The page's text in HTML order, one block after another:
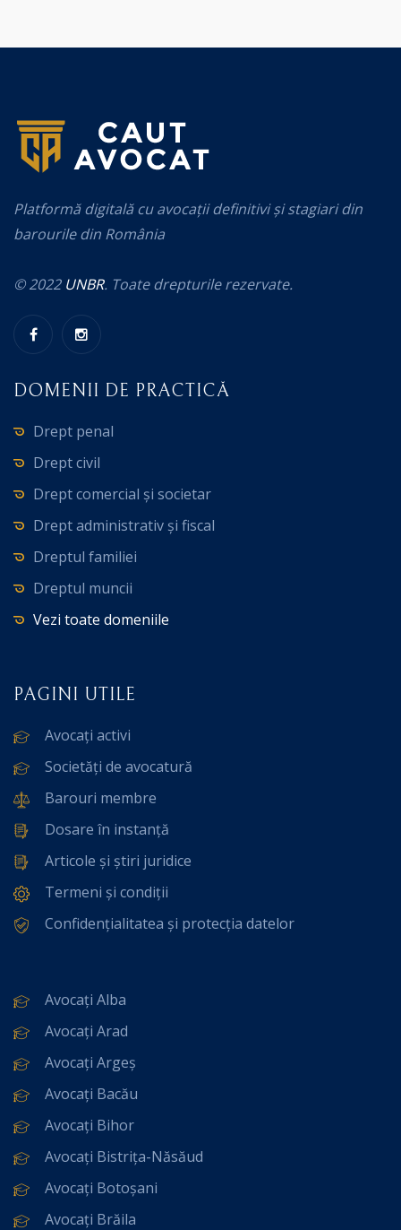
Platformă digitală cu avocații definitivi și stagiari din
barourile din România
© 2022 UNBR. Toate drepturile rezervate.
DOMENII DE PRACTICĂ
Drept penal
Drept civil
Drept comercial și societar
Drept administrativ și fiscal
Dreptul familiei
Dreptul muncii
Vezi toate domeniile
PAGINI UTILE
Avocați activi
Societăți de avocatură
Barouri membre
Dosare în instanță
Articole și știri juridice
Termeni și condiții
Confidențialitatea și protecția datelor
Avocați Alba
Avocați Arad
Avocați Argeș
Avocați Bacău
Avocați Bihor
Avocați Bistrița-Năsăud
Avocați Botoșani
Avocați Brăila